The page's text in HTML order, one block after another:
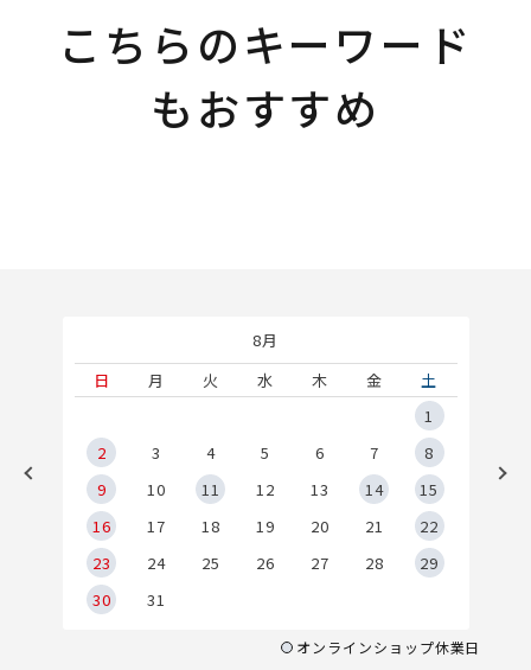
こちらのキーワード
もおすすめ
8月
日
月 火 水 木 金
土
1
2
3 4 5 6 7
8
9
10 11 12 13 14
15
16
17 18 19 20 21
22
23
24 25 26 27 28
29
30
31
オンラインショップ休業日